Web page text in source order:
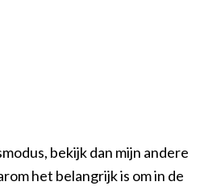
bekijk dan mijn andere
het belangrijk is om in de